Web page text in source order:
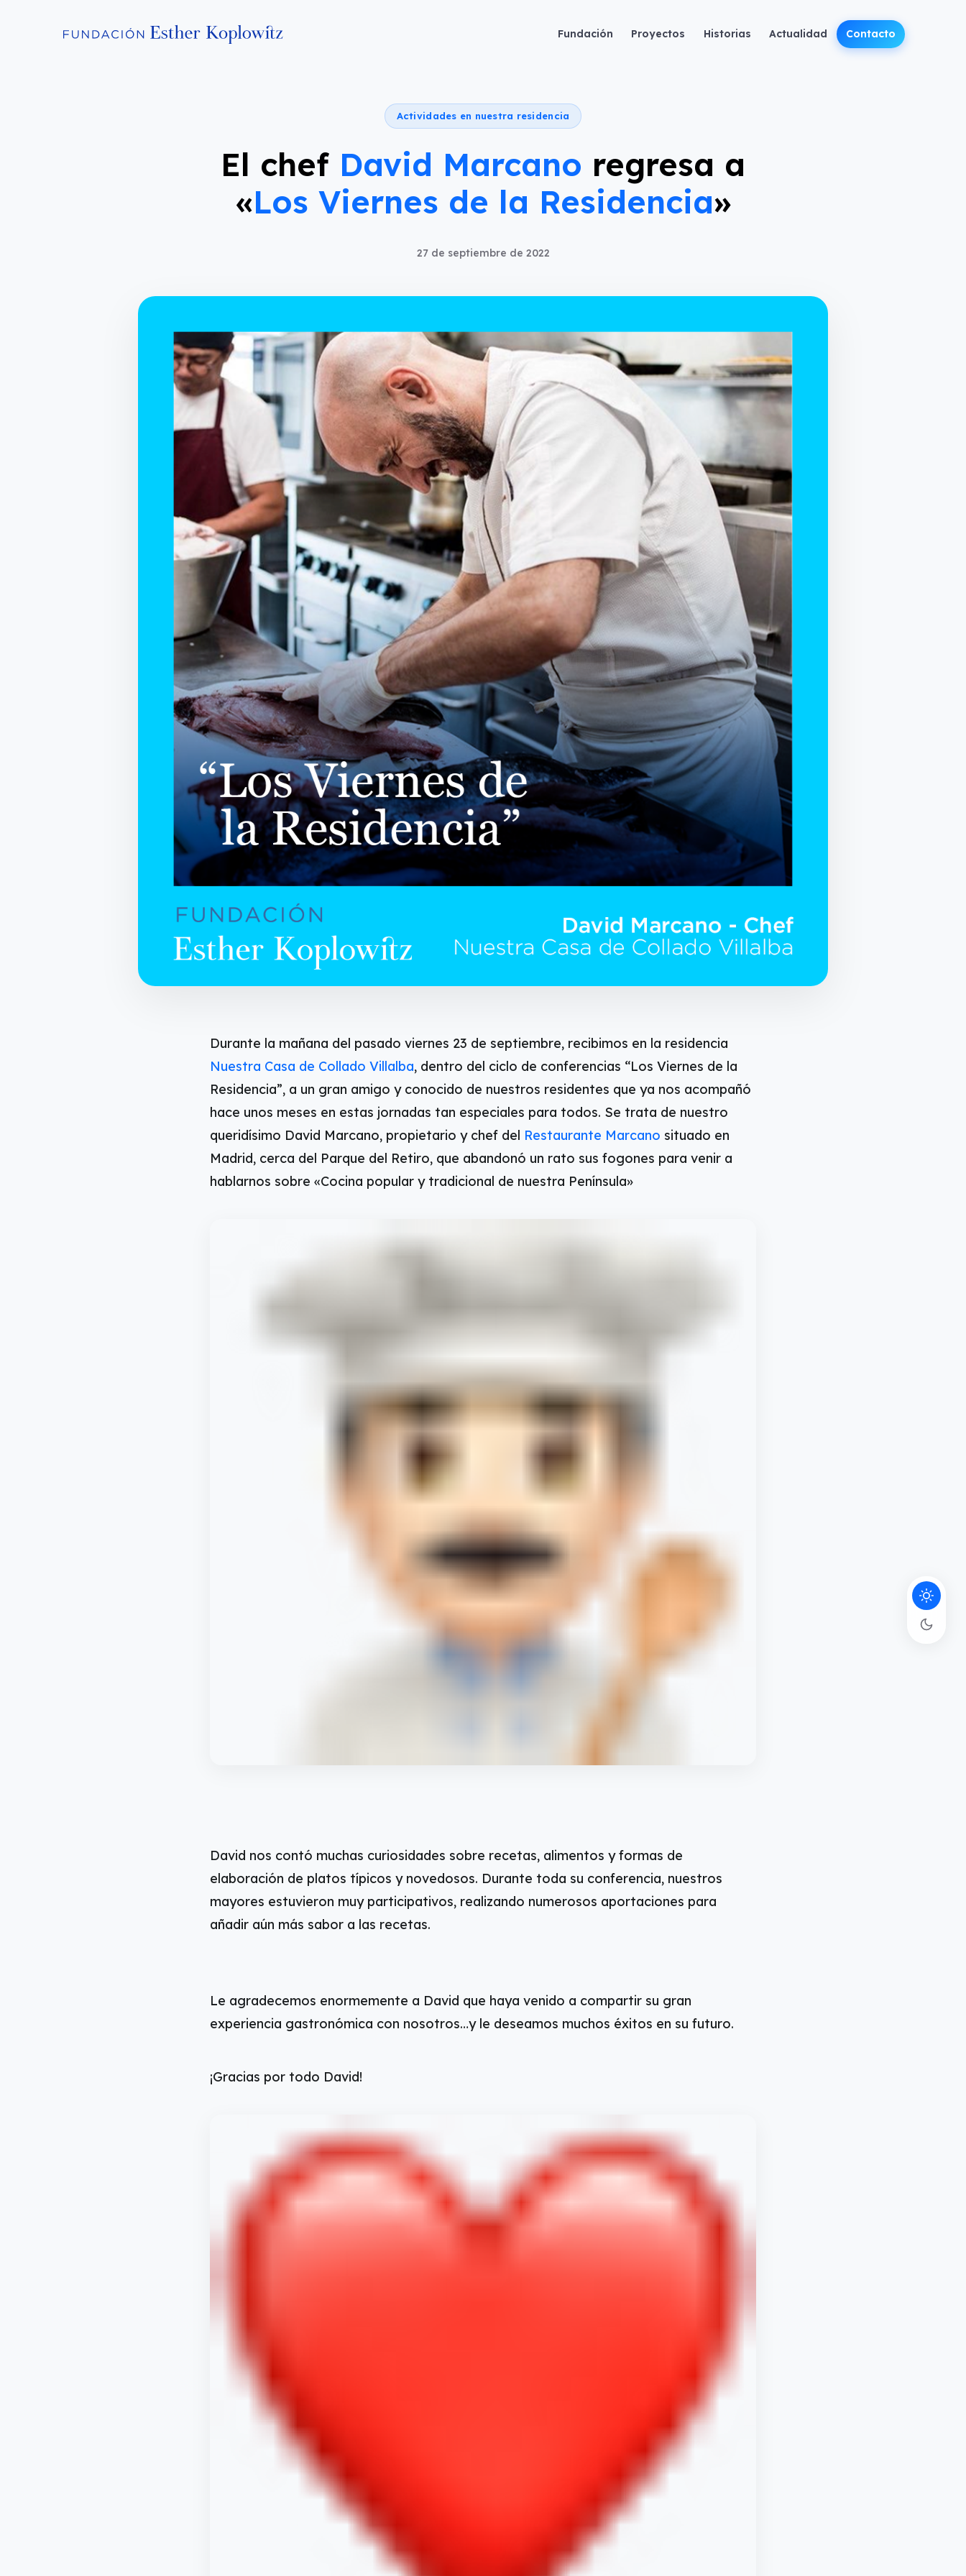
Actividades en nuestra residencia
El chef David Marcano regresa a
«Los Viernes de la Residencia»
27 de septiembre de 2022
Durante la mañana del pasado viernes 23 de septiembre, recibimos en la residencia
Nuestra Casa de Collado Villalba, dentro del ciclo de conferencias “Los Viernes de la
Residencia”, a un gran amigo y conocido de nuestros residentes que ya nos acompañó
hace unos meses en estas jornadas tan especiales para todos. Se trata de nuestro
queridísimo David Marcano, propietario y chef del Restaurante Marcano situado en
Madrid, cerca del Parque del Retiro, que abandonó un rato sus fogones para venir a
hablarnos sobre «Cocina popular y tradicional de nuestra Península»
David nos contó muchas curiosidades sobre recetas, alimentos y formas de
elaboración de platos típicos y novedosos. Durante toda su conferencia, nuestros
mayores estuvieron muy participativos, realizando numerosos aportaciones para
añadir aún más sabor a las recetas.
Le agradecemos enormemente a David que haya venido a compartir su gran
experiencia gastronómica con nosotros…y le deseamos muchos éxitos en su futuro.
¡Gracias por todo David!
Fundación Proyectos Historias Actualidad Contacto